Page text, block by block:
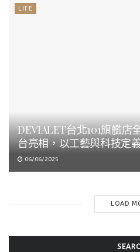
LIFE
DEVIALET台北101旗艦店
台亮相，以工藝與科技定
06/06/2025
LOAD